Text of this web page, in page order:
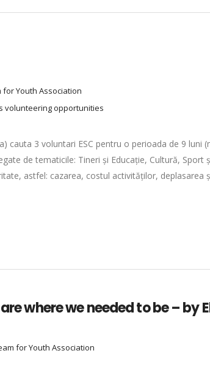
for Youth Association
volunteering opportunities
cauta 3 voluntari ESC pentru o perioada de 9 luni
de tematicile: Tineri și Educație, Cultură, Sport
astfel: cazarea, costul activităților, deplasarea
where we needed to be – by
for Youth Association